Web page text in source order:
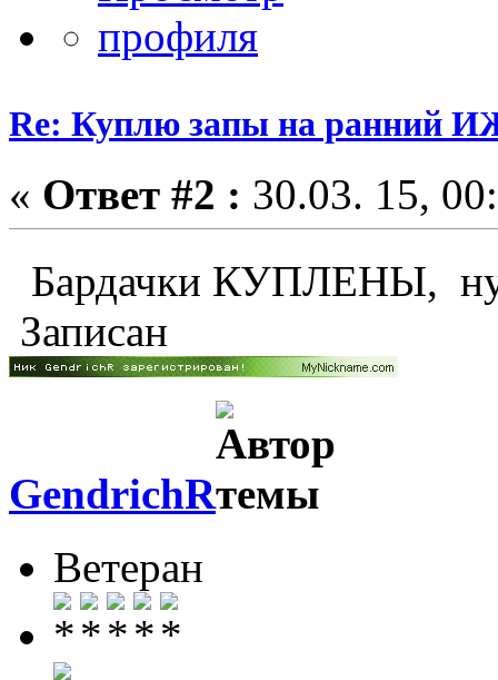
Re: Куплю запы на ранний
« Ответ #2 : 30.03. 15,
Бардачки КУПЛЕНЫ,
Записан
GendrichR
Ветеран